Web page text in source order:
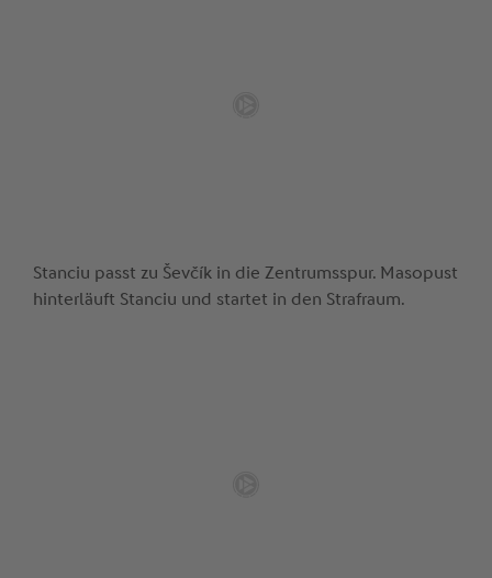
Stanciu passt zu Ševčík in die Zentrumsspur. Masopust
hinterläuft Stanciu und startet in den Strafraum.